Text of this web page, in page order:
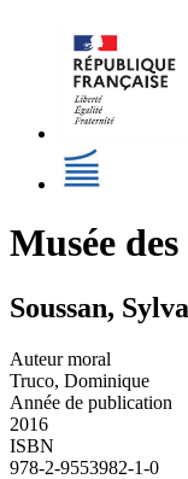
Musée
Soussan,
Auteur moral
Truco, Dominique
Année de publication
2016
ISBN
978-2-9553982-1-0